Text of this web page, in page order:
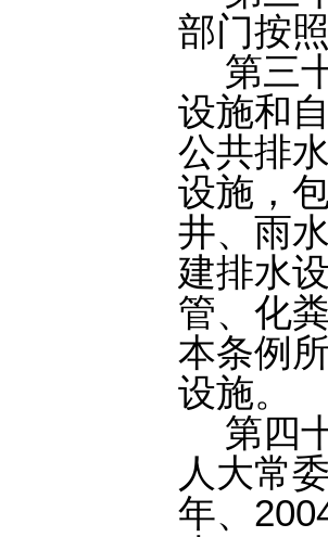
部门按
第三
设施和
公共排
设施，
井、雨
建排水
管、化
本条例
设施。
第四
人大常
年、